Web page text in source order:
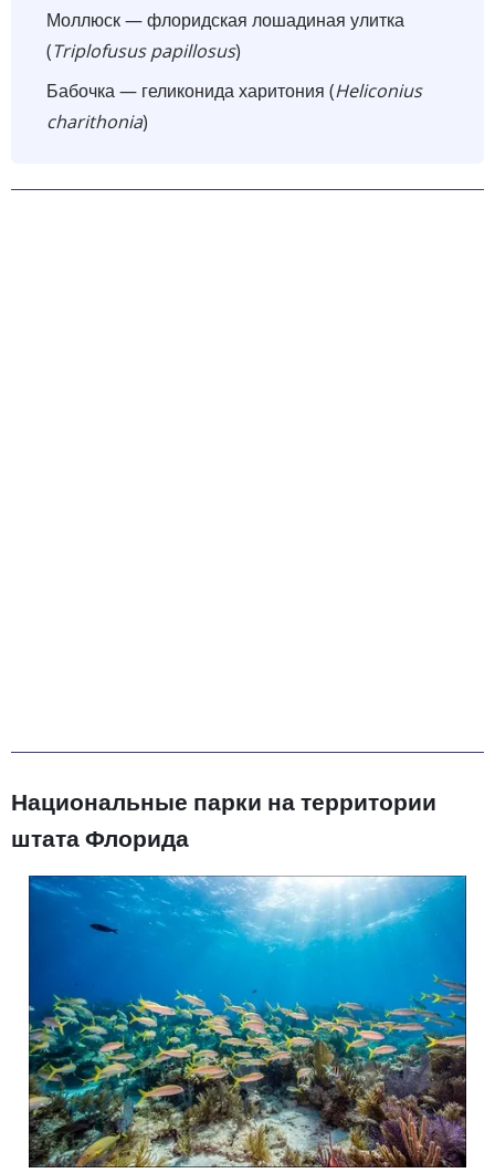
Моллюск — флоридская лошадиная улитка
(Triplofusus papillosus)
Бабочка — геликонида харитония (Heliconius
charithonia)
Национальные парки на территории
штата Флорида